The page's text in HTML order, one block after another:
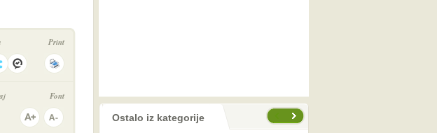
Print
Font
prethodno Ostalo iz kategorije